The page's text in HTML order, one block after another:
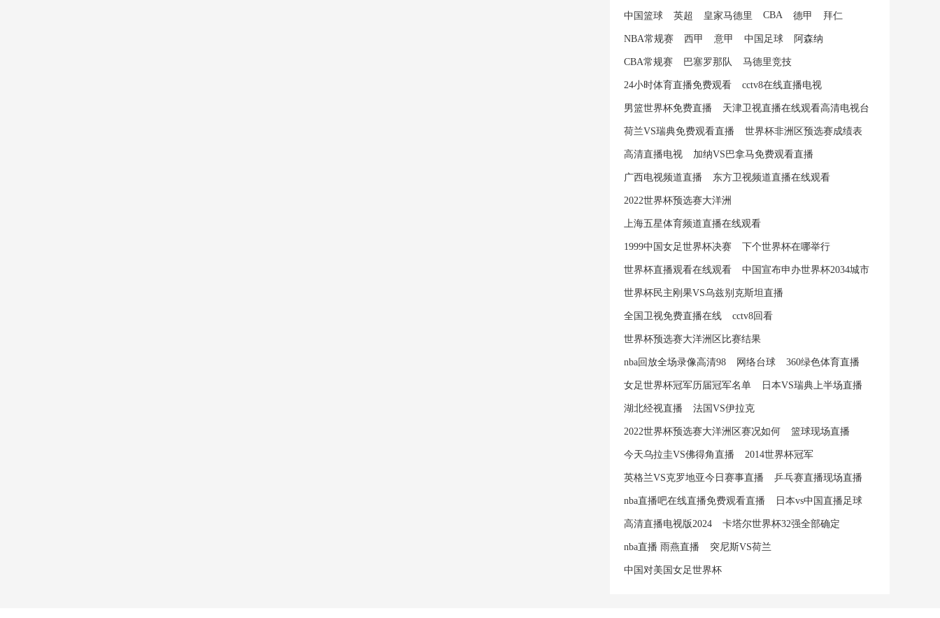
中国篮球 英超 皇家马德里 CBA 德甲 拜仁
NBA常规赛 西甲 意甲 中国足球 阿森纳
CBA常规赛 巴塞罗那队 马德里竞技
24小时体育直播免费观看 cctv8在线直播电视
男篮世界杯免费直播 天津卫视直播在线观看高清电视台
荷兰VS瑞典免费观看直播 世界杯非洲区预选赛成绩表
高清直播电视 加纳VS巴拿马免费观看直播
广西电视频道直播 东方卫视频道直播在线观看
2022世界杯预选赛大洋洲
上海五星体育频道直播在线观看
1999中国女足世界杯决赛 下个世界杯在哪举行
世界杯直播观看在线观看 中国宣布申办世界杯2034城市
世界杯民主刚果VS乌兹别克斯坦直播
全国卫视免费直播在线 cctv8回看
世界杯预选赛大洋洲区比赛结果
nba回放全场录像高清98 网络台球 360绿色体育直播
女足世界杯冠军历届冠军名单 日本VS瑞典上半场直播
湖北经视直播 法国VS伊拉克
2022世界杯预选赛大洋洲区赛况如何 篮球现场直播
今天乌拉圭VS佛得角直播 2014世界杯冠军
英格兰VS克罗地亚今日赛事直播 乒乓赛直播现场直播
nba直播吧在线直播免费观看直播 日本vs中国直播足球
高清直播电视版2024 卡塔尔世界杯32强全部确定
nba直播 雨燕直播 突尼斯VS荷兰
中国对美国女足世界杯